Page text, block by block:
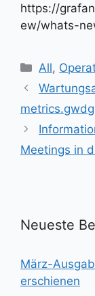
https://
ew/whats-
All,
Meetings in
Neueste
März-
erschienen